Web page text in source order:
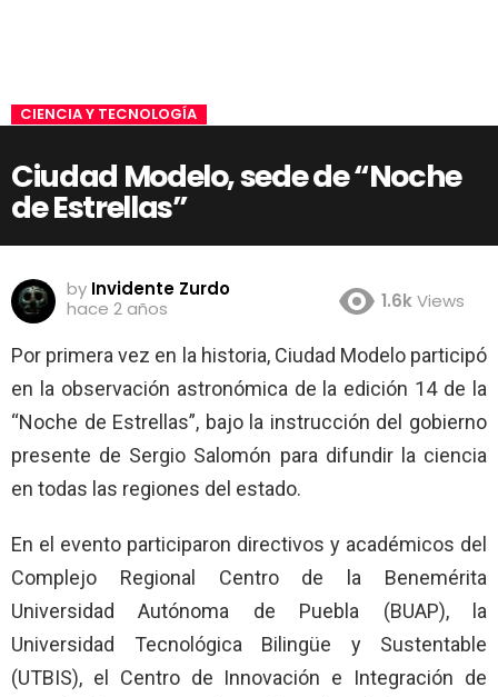
CIENCIA Y TECNOLOGÍA
Ciudad Modelo, sede de “Noche
de Estrellas”
by Invidente Zurdo
hace 2 años
1.6kViews
Por primera vez en la historia, Ciudad Modelo participó
en la observación astronómica de la edición 14 de la
“Noche de Estrellas”, bajo la instrucción del gobierno
presente de Sergio Salomón para difundir la ciencia
en todas las regiones del estado.
En el evento participaron directivos y académicos del
Complejo Regional Centro de la Benemérita
Universidad Autónoma de Puebla (BUAP), la
Universidad Tecnológica Bilingüe y Sustentable
(UTBIS), el Centro de Innovación e Integración de